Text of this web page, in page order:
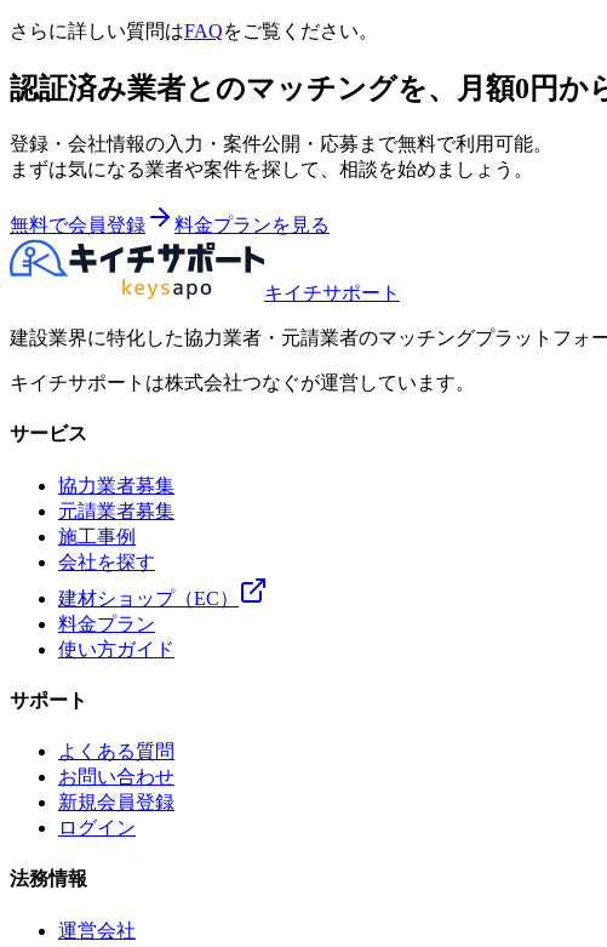
さらに詳しい質問はFAQをご覧ください。
認証済み業者とのマッチングを、月額0円か
登録・会社情報の入力・案件公開・応募まで無料で利用可能。
まずは気になる業者や案件を探して、相談を始めましょう。
無料で会員登録 料金プランを見る
キイチサポート
建設業界に特化した協力業者・元請業者のマッチングプラットフ
キイチサポートは株式会社つなぐが運営しています。
サービス
協力業者募集
元請業者募集
施工事例
会社を探す
建材ショップ（EC）
料金プラン
使い方ガイド
サポート
よくある質問
お問い合わせ
新規会員登録
ログイン
法務情報
運営会社